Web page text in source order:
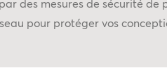
des mesures de sécurité de
pour protéger vos